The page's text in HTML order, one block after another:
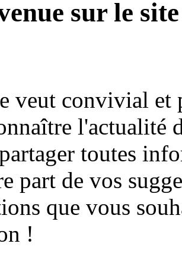
sur le
veut convivial et
l'actualité
toutes
part de vos
que vous
!